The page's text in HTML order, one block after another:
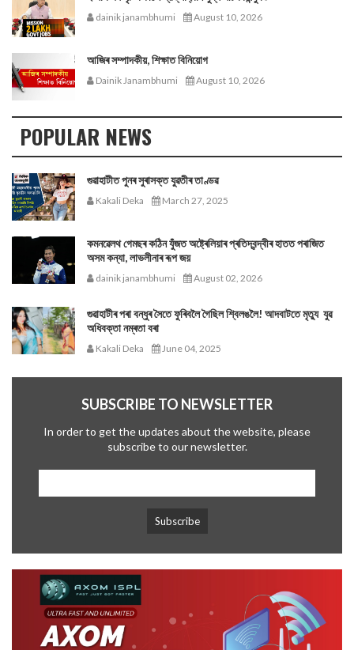
dainik janambhumi August 10, 2026
আজিৰ সম্পাদকীয়, শিক্ষাত বিনিয়োগ
Dainik Janambhumi August 10, 2026
POPULAR NEWS
গুৱাহাটীত পুনৰ সুৰাসক্ত যুৱতীৰ তাণ্ডৱ
Kakali Deka March 27, 2025
কমনৱেলথ গেমছৰ কঠিন যুঁজত অষ্ট্ৰেলিয়াৰ প্ৰতিদ্বন্দ্বীৰ হাতত পৰাজিত
অসম কন্যা, লাভলীনাৰ ৰূপ জয়
dainik janambhumi August 02, 2026
গুৱাহাটীৰ পৰা বন্ধুৰ সৈতে ফুৰিবলৈ গৈছিল শ্বিলঙলৈ! আদবাটতে মৃত্যু যুৱ
অধিবক্তা নম্ৰতা বৰা
Kakali Deka June 04, 2025
SUBSCRIBE TO NEWSLETTER
In order to get the updates about the website, please
subscribe to our newsletter.